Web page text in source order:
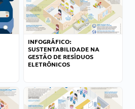
INFOGRÁFICO:
SUSTENTABILIDADE NA
GESTÃO DE RESÍDUOS
ELETRÔNICOS